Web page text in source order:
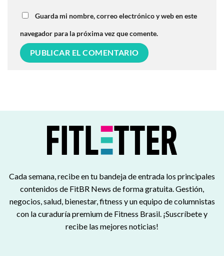
Guarda mi nombre, correo electrónico y web en este
navegador para la próxima vez que comente.
Cada semana, recibe en tu bandeja de entrada los principales
contenidos de FitBR News de forma gratuita. Gestión,
negocios, salud, bienestar, fitness y un equipo de columnistas
con la curaduría premium de Fitness Brasil. ¡Suscríbete y
recibe las mejores noticias!